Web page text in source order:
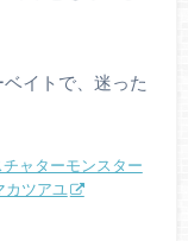
イトで、迷った
ャターモンスター
ツアユ